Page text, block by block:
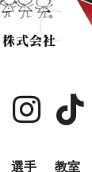
選手 教室